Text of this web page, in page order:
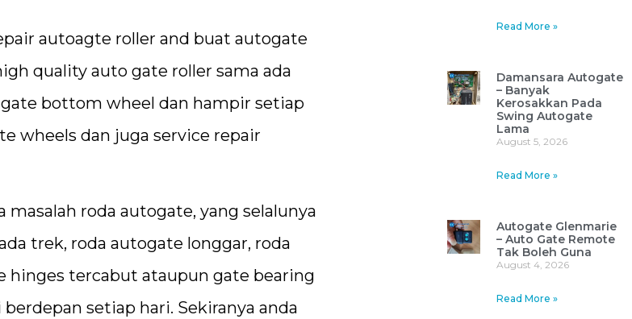
autoagte roller and buat autogate
quality auto gate roller sama ada
bottom wheel dan hampir setiap
wheels dan juga service repair
roda autogate, yang selalunya
trek, roda autogate longgar, roda
hinges tercabut ataupun gate bearing
setiap hari. Sekiranya anda
Read More »
Damansara Autogate
– Banyak
Kerosakkan Pada
Swing Autogate
Lama
August 5, 2026
Read More »
Autogate Glenmarie
– Auto Gate Remote
Tak Boleh Guna
August 4, 2026
Read More »